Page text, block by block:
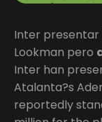
Inter
Lookman pero
Inter han
Atalanta?s
reportedly